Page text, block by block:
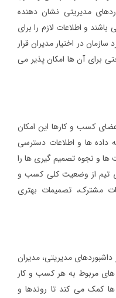
مدیریتی نشان دهنده
و اطلاعات لازم را برای
سازمان در اختیار مدیران قرار
برای آن ها امکان پذیر می
کسب و کارها این امکان
داده‌ ها و اطلاعات دسترسی
ها و نجوه تصمیم‌ گیری‌ ها را
تیم از وضعیت کلی کسب و
مشترک، تصمیمات بهتری
داشبوردهای مدیریتی، مدیران
های مربوط به هر کسب و کار
کمک می‌ کند تا روند‌ها و